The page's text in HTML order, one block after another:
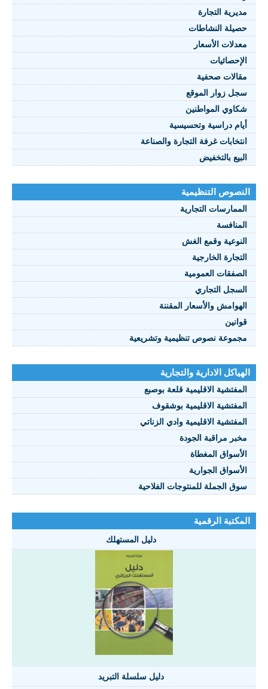
2021
التجارة
النشاطات
الأسعار
صحفية
زوار الموقع
المواطنين
دراسية وتحسيسية
غرفة التجارة والصناعة
بالتخفيض
التنظيمية
التجارية
وقمع الغش
الخارجية
العمومية
التجاري
والأسعار المقننة
نصوص تنظيمية وتشريعية
الادارية والتجارية
الاقليمية قلعة بوصبع
الاقليمية بوشقوف
الاقليمية وادي الزناتي
مراقبة الجودة
المغطاة
الجوارية
الجملة للمنتوجات الفلاحية
الرقمية
دليل المستهلك
دليل سلسلة التبريد